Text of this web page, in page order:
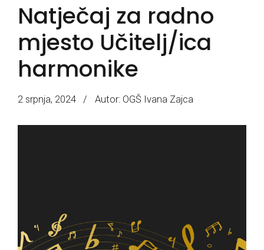
Natječaj za radno
mjesto Učitelj/ica
harmonike
2 srpnja, 2024 Autor: OGŠ Ivana Zajca